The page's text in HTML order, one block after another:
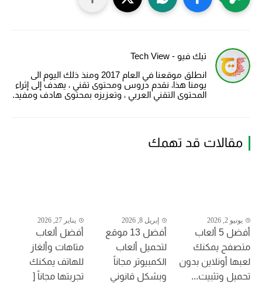
تيك فيو - Tech View
انطلق موقعنا في العام 2017 ومنذ ذلك اليوم الى
يومنا هذا، نقدم دروس ومحتوى تقني ، يهدف إلى إثراء
المحتوى التقني العربي ، وتعزيزه بمحتوى هادف ومفيد.
مقالات قد تهمك
يونيو 2, 2026
أفضل 5 ألعاب
متصفح يمكنك
لعبها أونلاين بدون
تحميل وتثبيت...
إبريل 8, 2026
أفضل 13 موقع
لتحميل ألعاب
الكمبيوتر مجاناً
وبشكل قانوني
يناير 27, 2026
أفضل ألعاب
متاهات وألغاز
للهاتف يمكنك
تجربتها مجاناً [